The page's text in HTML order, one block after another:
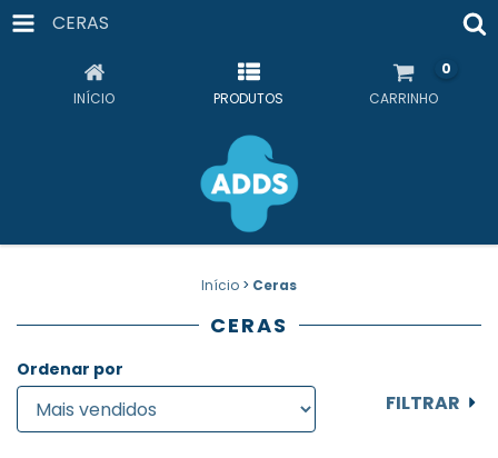
CERAS
INÍCIO PRODUTOS CARRINHO
0
Início > Ceras
CERAS
Ordenar por
FILTRAR